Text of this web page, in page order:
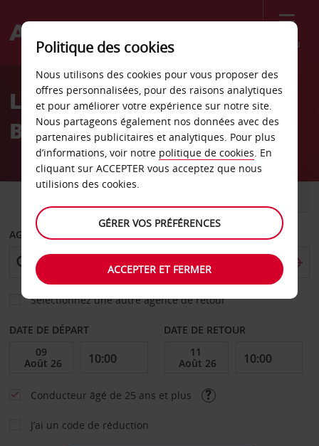
Menu
Welcome
AvisLocation de voiture
Bergame
AGENCE DE DÉPART
Sélectionnez une autre agence de retour
DATE DE DÉPART DATE DE RETOUR
Conducteur âgé de 25 ans et plus
J’ai un code de réduction
Politique des cookies
Nous utilisons des cookies pour vous proposer des
offres personnalisées, pour des raisons analytiques
et pour améliorer votre expérience sur notre site.
Nous partageons également nos données avec des
partenaires publicitaires et analytiques. Pour plus
d’informations, voir notre politique de cookies. En
cliquant sur ACCEPTER vous acceptez que nous
utilisions des cookies.
GÉRER VOS PRÉFÉRENCES
ACCEPTER ET FERMER